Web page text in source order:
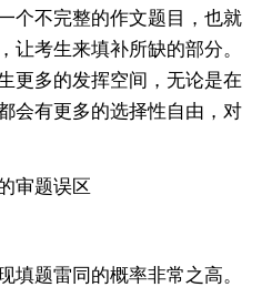
个不完整的作文题目，也就
让考生来填补所缺的部分。
更多的发挥空间，无论是在
会有更多的选择性自由，对
审题误区
填题雷同的概率非常之高。